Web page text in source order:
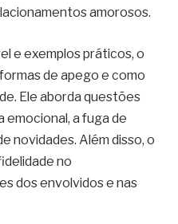
amorosos.
e exemplos práticos, o
de apego e como
Ele aborda questões
emocional, a fuga de
novidades. Além disso, o
no
dos envolvidos e nas